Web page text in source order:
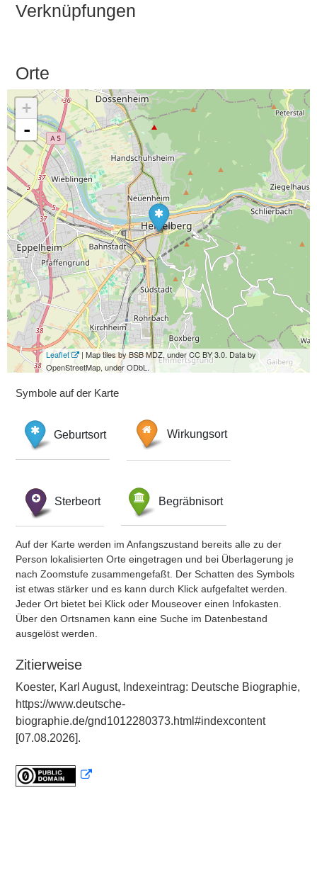
Verknüpfungen
Orte
+
-
Leaflet
| Map tiles by BSB MDZ, under CC BY 3.0. Data by
OpenStreetMap, under ODbL.
Symbole auf der Karte
Geburtsort Wirkungsort
Sterbeort Begräbnisort
Auf der Karte werden im Anfangszustand bereits alle zu der
Person lokalisierten Orte eingetragen und bei Überlagerung je
nach Zoomstufe zusammengefaßt. Der Schatten des Symbols
ist etwas stärker und es kann durch Klick aufgefaltet werden.
Jeder Ort bietet bei Klick oder Mouseover einen Infokasten.
Über den Ortsnamen kann eine Suche im Datenbestand
ausgelöst werden.
Zitierweise
Koester, Karl August, Indexeintrag: Deutsche Biographie,
https://www.deutsche-
biographie.de/gnd1012280373.html#indexcontent
[07.08.2026].